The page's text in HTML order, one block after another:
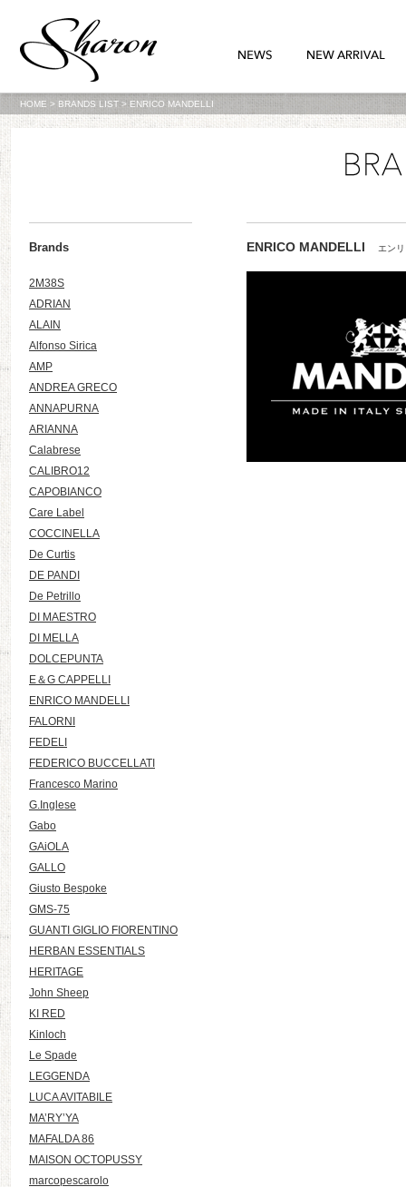
HOME > BRANDS LIST > ENRICO MANDELLI
ENRICO MANDELLI エン
Brands
2M38S
ADRIAN
ALAIN
Alfonso Sirica
AMP
ANDREA GRECO
ANNAPURNA
ARIANNA
Calabrese
CALIBRO12
CAPOBIANCO
Care Label
COCCINELLA
De Curtis
DE PANDI
De Petrillo
DI MAESTRO
DI MELLA
DOLCEPUNTA
E＆G CAPPELLI
ENRICO MANDELLI
FALORNI
FEDELI
FEDERICO BUCCELLATI
Francesco Marino
G.Inglese
Gabo
GAiOLA
GALLO
Giusto Bespoke
GMS-75
GUANTI GIGLIO FIORENTINO
HERBAN ESSENTIALS
HERITAGE
John Sheep
KI RED
Kinloch
Le Spade
LEGGENDA
LUCA AVITABILE
MA’RY’YA
MAFALDA 86
MAISON OCTOPUSSY
marcopescarolo